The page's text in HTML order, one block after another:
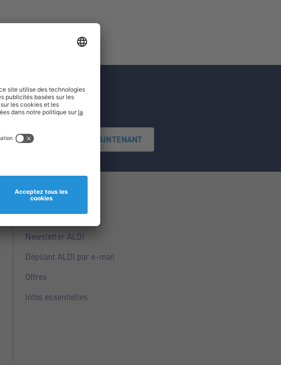
S'INSCRIRE MAINTENANT
Service
Points ALDI
Newsletter ALDI
Dépliant ALDI par e-mail
Offres
Infos essentielles